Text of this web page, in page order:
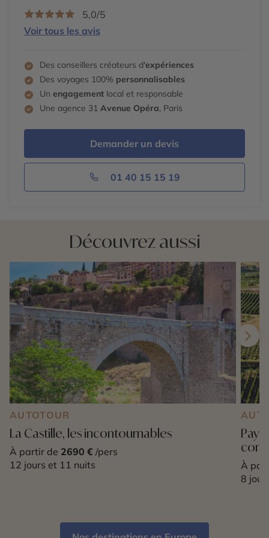
5,0/5
Voir tous les avis
Des conseillers créateurs d'expériences
Des voyages 100% personnalisables
Un engagement local et responsable
Une agence 31 Avenue Opéra, Paris
Demander un devis
01 40 15 15 19
Découvrez aussi
AUTOTOUR
La Castille, les incontournables
À partir de 2690 € /pers
12 jours et 11 nuits
À
8